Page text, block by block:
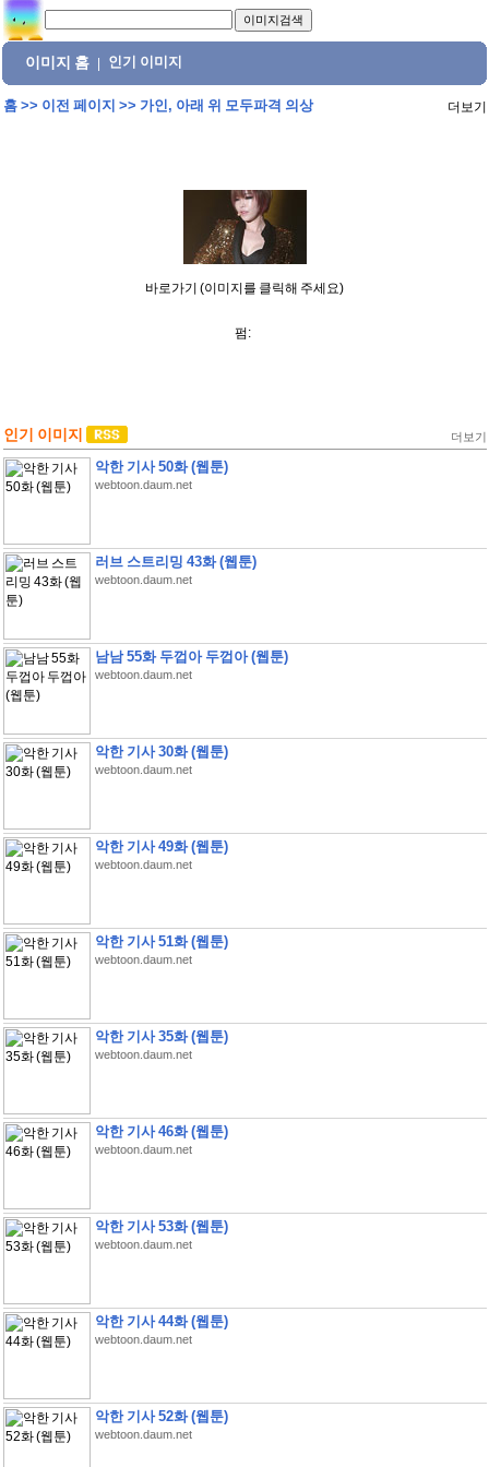
이미지 홈 인기 이미지
홈>> 이전 페이지 >> 가인, 아래 위 모두파격 의상 더보기
바로가기 (이미지를 클릭해 주세요)
펌:
인기 이미지 더보기
악한 기사 50화 (웹툰)
webtoon.daum.net
러브 스트리밍 43화 (웹툰)
webtoon.daum.net
남남 55화 두껍아 두껍아 (웹툰)
webtoon.daum.net
악한 기사 30화 (웹툰)
webtoon.daum.net
악한 기사 49화 (웹툰)
webtoon.daum.net
악한 기사 51화 (웹툰)
webtoon.daum.net
악한 기사 35화 (웹툰)
webtoon.daum.net
악한 기사 46화 (웹툰)
webtoon.daum.net
악한 기사 53화 (웹툰)
webtoon.daum.net
악한 기사 44화 (웹툰)
webtoon.daum.net
악한 기사 52화 (웹툰)
webtoon.daum.net